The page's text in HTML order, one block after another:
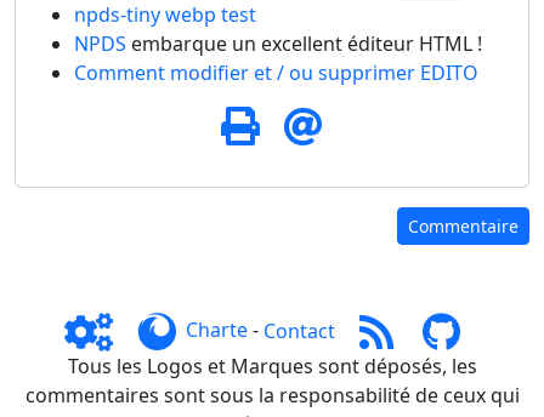
npds-tiny webp test
NPDS embarque un excellent éditeur HTML !
Comment modifier et / ou supprimer EDITO
Commentaire
Charte- Contact
Tous les Logos et Marques sont déposés, les
commentaires sont sous la responsabilité de ceux qui